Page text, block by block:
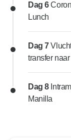
Dag 6
Lunch
Dag 7
transfer
Dag 8
Manilla